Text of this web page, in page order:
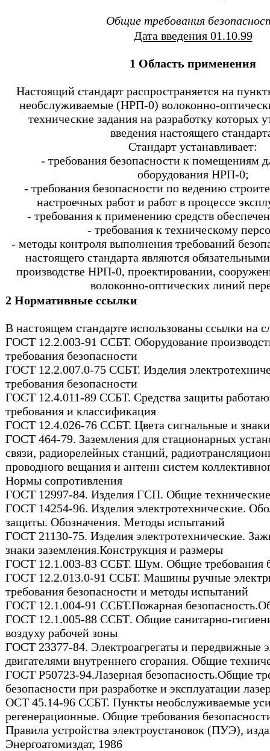
Общие требования
Дата введения 01.10.99
1 Область применения
Настоящий стандарт распространяется на
необслуживаемые (НРП-0) волоконно-
технические задания на разработку которых
введения настоящего
Стандарт устанавливает:
- требования безопасности к помещениям
оборудования НРП-0;
- требования безопасности по ведению
настроечных работ и работ в процессе
- требования к применению средств
- требования к техническому
- методы контроля выполнения требований
настоящего стандарта являются
производстве НРП-0, проектировании,
волоконно-оптических линий
2 Нормативные ссылки
В настоящем стандарте использованы ссылки на
ГОСТ 12.2.003-91 ССБТ. Оборудование
требования безопасности
ГОСТ 12.2.007.0-75 ССБТ. Изделия
требования безопасности
ГОСТ 12.4.011-89 ССБТ. Средства защиты
требования и классификация
ГОСТ 12.4.026-76 ССБТ. Цвета сигнальные и
ГОСТ 464-79. Заземления для стационарных
связи, радиорелейных станций,
проводного вещания и антенн систем
Нормы сопротивления
ГОСТ 12997-84. Изделия ГСП. Общие
ГОСТ 14254-96. Изделия электротехнические.
защиты. Обозначения. Методы испытаний
ГОСТ 21130-75. Изделия электротехнические.
знаки заземления.Конструкция и размеры
ГОСТ 12.1.003-83 ССБТ. Шум. Общие требования
ГОСТ 12.2.013.0-91 ССБТ. Машины ручные
требования безопасности и методы испытаний
ГОСТ 12.1.004-91 ССБТ.Пожарная
ГОСТ 12.1.005-88 ССБТ. Общие санитарно-
воздуху рабочей зоны
ГОСТ 23377-84. Электроагрегаты и передвижные
двигателями внутреннего сгорания. Общие
ГОСТ Р50723-94.Лазерная безопасность.Общие
безопасности при разработке и эксплуатации
ОСТ 45.14-96 ССБТ. Пункты необслуживаемые
регенерационные. Общие требования
Правила устройства электроустановок (ПУЭ),
Энергоатомиздат, 1986